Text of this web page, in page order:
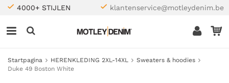
4000+ STIJLEN klantenservice@motleydenim.be
Startpagina HERENKLEDING 2XL-14XL
Sweaters & hoodies
Duke 49 Boston White